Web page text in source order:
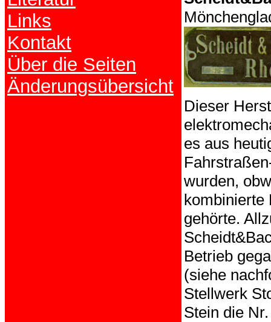
Links
Kontakt
Über die Seiten
Änderungsübersicht
Dieser
es aus
wurden,
kombinierte
gehörte.
Betrieb
(siehe
Stellwerk
Stein die